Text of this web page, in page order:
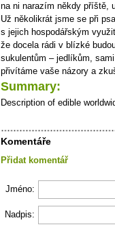
na ni narazím někdy příště,
Už několikrát jsme se při
s jejich hospodářským
že docela rádi v blízké
sukulentům – jedlíkům, sami
přivítáme vaše názory a
Summary:
Description of edible
Komentáře
Přidat komentář
Jméno:
Nadpis: